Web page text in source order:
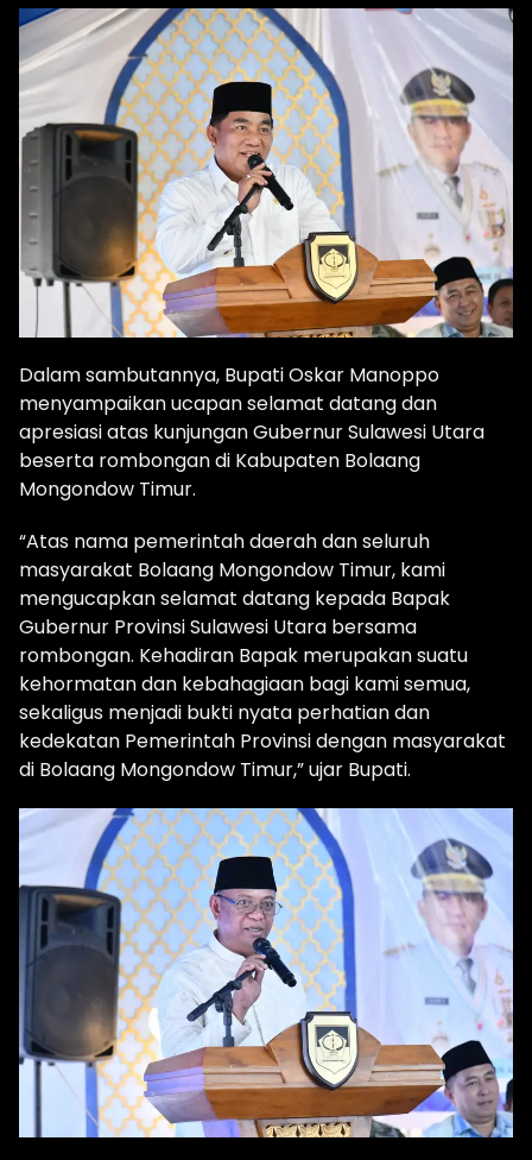
Dalam sambutannya, Bupati Oskar Manoppo
menyampaikan ucapan selamat datang dan
apresiasi atas kunjungan Gubernur Sulawesi Utara
beserta rombongan di Kabupaten Bolaang
Mongondow Timur.
“Atas nama pemerintah daerah dan seluruh
masyarakat Bolaang Mongondow Timur, kami
mengucapkan selamat datang kepada Bapak
Gubernur Provinsi Sulawesi Utara bersama
rombongan. Kehadiran Bapak merupakan suatu
kehormatan dan kebahagiaan bagi kami semua,
sekaligus menjadi bukti nyata perhatian dan
kedekatan Pemerintah Provinsi dengan masyarakat
di Bolaang Mongondow Timur,” ujar Bupati.